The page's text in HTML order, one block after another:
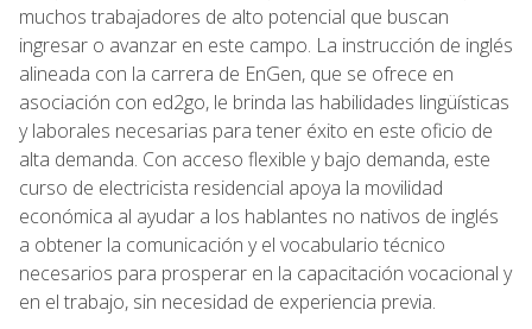
muchos trabajadores de alto potencial que buscan
ingresar o avanzar en este campo. La instrucción de inglés
alineada con la carrera de EnGen, que se ofrece en
asociación con ed2go, le brinda las habilidades lingüísticas
y laborales necesarias para tener éxito en este oficio de
alta demanda. Con acceso flexible y bajo demanda, este
curso de electricista residencial apoya la movilidad
económica al ayudar a los hablantes no nativos de inglés
a obtener la comunicación y el vocabulario técnico
necesarios para prosperar en la capacitación vocacional y
en el trabajo, sin necesidad de experiencia previa.